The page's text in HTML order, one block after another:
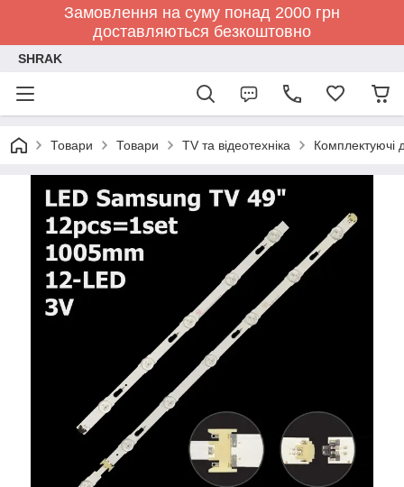
Замовлення на суму понад 2000 грн
доставляються безкоштовно
SHRAK
Товари Товари TV та відеотехніка Комплектуючі